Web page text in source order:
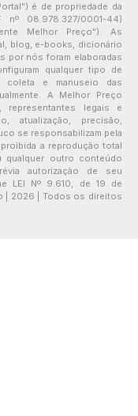
é de propriedade da
nº 08.978.327/0001-44)
Melhor Preço"). As
blog, e-books, dicionário
por nós foram elaboradas
qualquer tipo de
coleta e manuseio das
A Melhor Preço
representantes legais e
atualização, precisão,
se responsabilizam pela
a reprodução total
outro conteúdo
autorização de seu
LEI Nº 9.610, de 19 de
| 2026 | Todos os direitos